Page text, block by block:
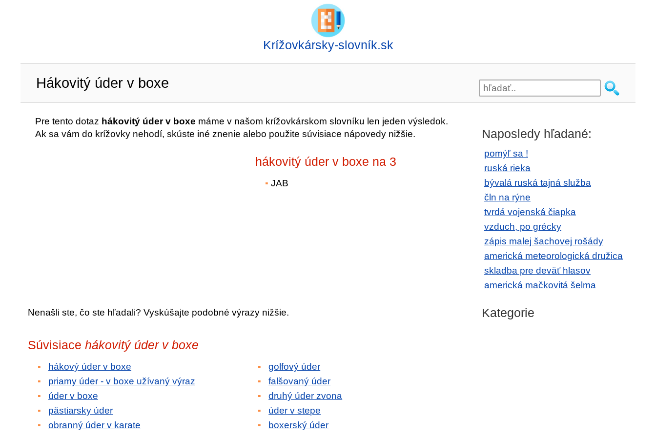
Krížovkársky-slovník.sk
Hákovitý úder v boxe
Pre tento dotaz hákovitý úder v boxe máme v našom krížovkárskom slovníku len jeden výsledok.
Ak sa vám do krížovky nehodí, skúste iné znenie alebo použite súvisiace nápovedy nižšie.
hákovitý úder v boxe na 3
JAB
Nenašli ste, čo ste hľadali? Vyskúšajte podobné výrazy nižšie.
Súvisiace hákovitý úder v boxe
hákový úder v boxe
priamy úder - v boxe užívaný výraz
úder v boxe
pästiarsky úder
obranný úder v karate
golfový úder
falšovaný úder
druhý úder zvona
úder v stepe
boxerský úder
Naposledy hľadané:
pomýľ sa !
ruská rieka
bývalá ruská tajná služba
čln na rýne
tvrdá vojenská čiapka
vzduch, po grécky
zápis malej šachovej rošády
americká meteorologická družica
skladba pre deväť hlasov
americká mačkovitá šelma
Kategorie